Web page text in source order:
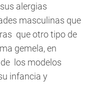
alergias
masculinas que
que otro tipo de
gemela, en
de los modelos
infancia y